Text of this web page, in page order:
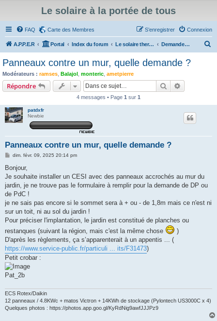
Le solaire à la portée de tous
FAQ Carte des Membres Connexion
S’enregistrer
A.P.P.E.R Portal Index du forum Le solaire thermique et les institutions Demandes de travaux
e
Panneaux contre un mur, quelle demande ?
Modérateurs : ramses Balajol monteric ametpierre
Répondre Rechercher
4 messages • Page 1 sur 1
patdxfr
Newbie
Panneaux contre un mur, quelle demande ?
M
s
a
g
dim. févr. 09, 2025 20:14 pm
Bonjour,
Je souhaite installer un CESI avec des panneaux accrochés au mur du
jardin, je ne trouve pas le formulaire à remplir pour la demande de DP ou
de PdC !
je ne sais pas encore si le sommet sera à + ou - de 1,8m mais ce n'est ni
sur un toit, ni au sol du jardin !
Pour préciser l'implantation, le jardin est constitué de planches ou
restanques (suivant la région, mais c'est la même chose
)
D'après les règlements, ça s’apparenterait à un appentis ... (
https://www.service-public.fr/particuli ... its/F31473)
Petit crobar :
Pat_2b
ECS Rotex/Daikin
12 panneaux / 4.8KWc + matos Victron + 14KWh de stockage (Pylontech US3000C x 4)
Quelques photos : https://photos.app.goo.gl/KyRdNig9awfJJJPz9